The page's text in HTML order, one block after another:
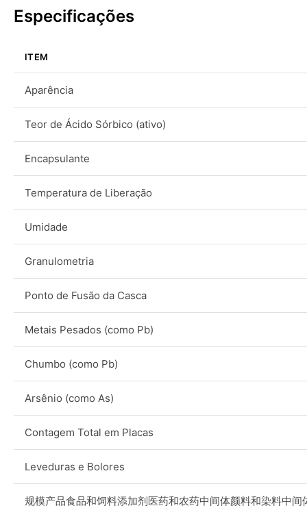
Especificações
ITEM
Aparência
Teor de Ácido Sórbico (ativo)
Encapsulante
Temperatura de Liberação
Umidade
Granulometria
Ponto de Fusão da Casca
Metais Pesados (como Pb)
Chumbo (como Pb)
Arsênio (como As)
Contagem Total em Placas
Leveduras e Bolores
规模产品食品和饲料添加剂医药和农药中间体颜料和染料中